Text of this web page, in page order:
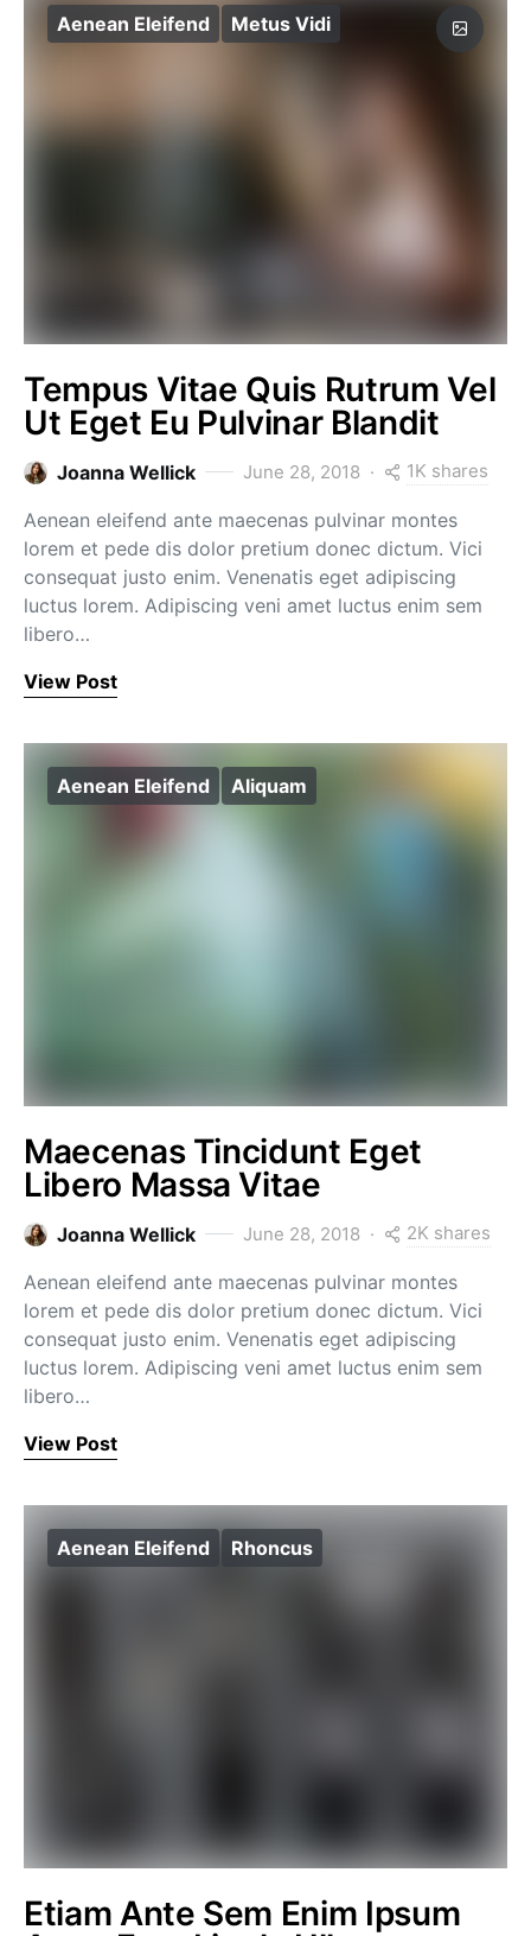
Aenean Eleifend Metus Vidi
Tempus Vitae Quis Rutrum Vel
Ut Eget Eu Pulvinar Blandit
Joanna Wellick June 28, 2018 1K shares
Aenean eleifend ante maecenas pulvinar montes
lorem et pede dis dolor pretium donec dictum. Vici
consequat justo enim. Venenatis eget adipiscing
luctus lorem. Adipiscing veni amet luctus enim sem
libero…
View Post
Aenean Eleifend Aliquam
Maecenas Tincidunt Eget
Libero Massa Vitae
Joanna Wellick June 28, 2018 2K shares
Aenean eleifend ante maecenas pulvinar montes
lorem et pede dis dolor pretium donec dictum. Vici
consequat justo enim. Venenatis eget adipiscing
luctus lorem. Adipiscing veni amet luctus enim sem
libero…
View Post
Aenean Eleifend Rhoncus
Etiam Ante Sem Enim Ipsum